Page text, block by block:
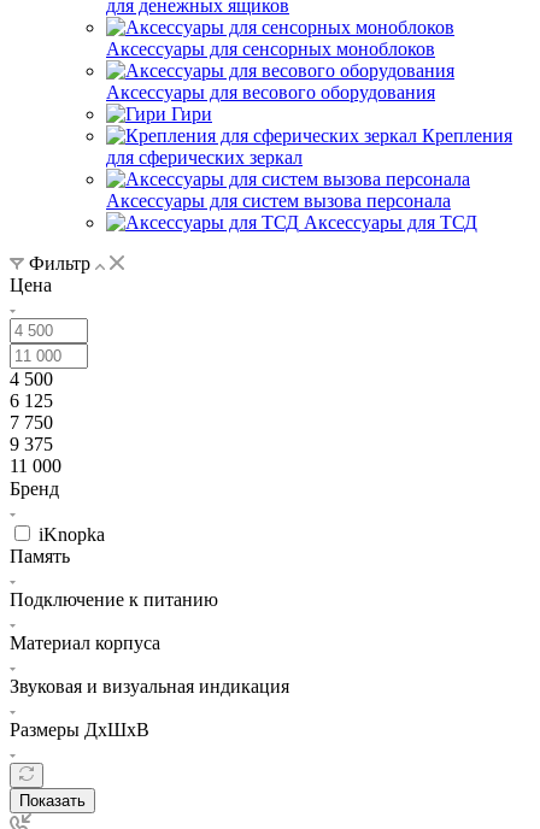
для денежных ящиков
Аксессуары для сенсорных моноблоков
Аксессуары для весового оборудования
Гири
Крепления
для сферических зеркал
Аксессуары для систем вызова персонала
Аксессуары для ТСД
Фильтр
Цена
4 500
6 125
7 750
9 375
11 000
Бренд
iKnopka
Память
Подключение к питанию
Материал корпуса
Звуковая и визуальная индикация
Размеры ДхШхВ
Показать